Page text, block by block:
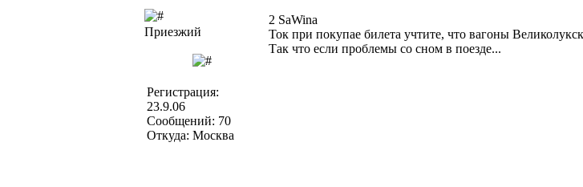
Приезжий
Регистрация:
23.9.06
Сообщений: 70
Откуда: Москва
2 SaWina
Ток при покупае билета учтите, что вагоны
Так что если проблемы со сном в поезде...